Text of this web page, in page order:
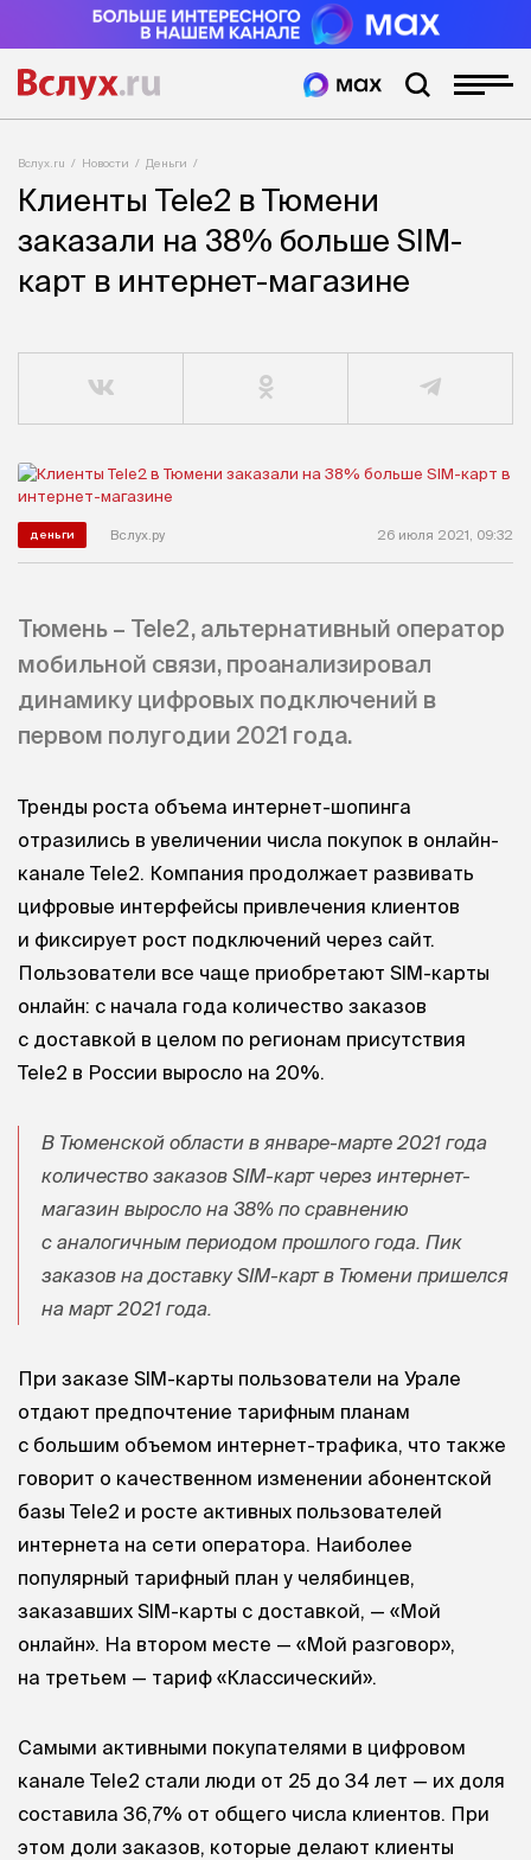
Вслух.ru Новости Деньги
Клиенты Tele2 в Тюмени
заказали на 38% больше SIM-
карт в интернет-магазине
деньги Вслух.ру 26 июля 2021, 09:32
Тюмень – Tele2, альтернативный оператор
мобильной связи, проанализировал
динамику цифровых подключений в
первом полугодии 2021 года.
Тренды роста объема интернет-шопинга
отразились в увеличении числа покупок в онлайн-
канале Tele2. Компания продолжает развивать
цифровые интерфейсы привлечения клиентов
и фиксирует рост подключений через сайт.
Пользователи все чаще приобретают SIM-карты
онлайн: с начала года количество заказов
с доставкой в целом по регионам присутствия
Tele2 в России выросло на 20%.
В Тюменской области в январе-марте 2021 года
количество заказов SIM-карт через интернет-
магазин выросло на 38% по сравнению
с аналогичным периодом прошлого года. Пик
заказов на доставку SIM-карт в Тюмени пришелся
на март 2021 года.
При заказе SIM-карты пользователи на Урале
отдают предпочтение тарифным планам
с большим объемом интернет-трафика, что также
говорит о качественном изменении абонентской
базы Tele2 и росте активных пользователей
интернета на сети оператора. Наиболее
популярный тарифный план у челябинцев,
заказавших SIM-карты с доставкой, — «Мой
онлайн». На втором месте — «Мой разговор»,
на третьем — тариф «Классический».
Самыми активными покупателями в цифровом
канале Tele2 стали люди от 25 до 34 лет — их доля
составила 36,7% от общего числа клиентов. При
этом доли заказов, которые делают клиенты